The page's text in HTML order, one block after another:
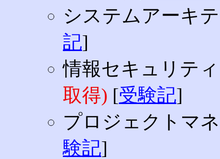
システムアーキ
記]
情報セキュリテ
取得) [受験記]
プロジェクトマ
験記]